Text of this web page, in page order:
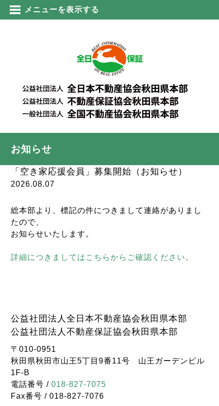
メニューを表示する
お知らせ
「空き家応援会員」募集開始（お知らせ）
2026.08.07
総本部より、標記の件につきまして連絡がありまし
たので、
お知らせいたします。
詳細につきましてはこちらからご確認ください。
公益社団法人全日本不動産協会秋田県本部
公益社団法人不動産保証協会秋田県本部
〒010-0951
秋田県秋田市山王5丁目9番11号 山王ガーデンビル
1F-B
電話番号 /018-827-7075
Fax番号 / 018-827-7076